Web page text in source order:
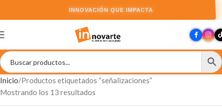
INNOVACIÓN QUE IMPACTA
Inicio Productos etiquetados “señalizaciones”
Mostrando los 13 resultados